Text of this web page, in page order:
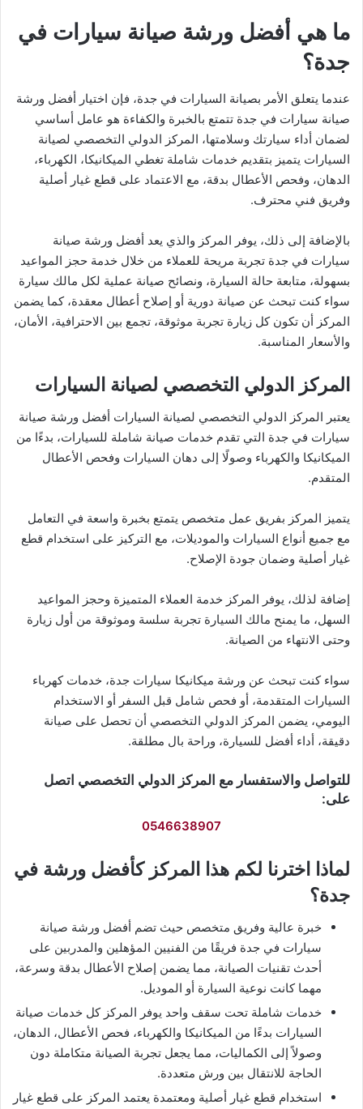
ما هي أفضل ورشة صيانة سيارات في
جدة؟
عندما يتعلق الأمر بصيانة السيارات في جدة، فإن اختيار أفضل ورشة
صيانة سيارات في جدة تتمتع بالخبرة والكفاءة هو عامل أساسي
لضمان أداء سيارتك وسلامتها، المركز الدولي التخصصي لصيانة
السيارات يتميز بتقديم خدمات شاملة تغطي الميكانيكا، الكهرباء،
الدهان، وفحص الأعطال بدقة، مع الاعتماد على قطع غيار أصلية
وفريق فني محترف.
بالإضافة إلى ذلك، يوفر المركز والذي يعد أفضل ورشة صيانة
سيارات في جدة تجربة مريحة للعملاء من خلال خدمة حجز المواعيد
بسهولة، متابعة حالة السيارة، ونصائح صيانة عملية لكل مالك سيارة
سواء كنت تبحث عن صيانة دورية أو إصلاح أعطال معقدة، كما يضمن
المركز أن تكون كل زيارة تجربة موثوقة، تجمع بين الاحترافية، الأمان،
والأسعار المناسبة.
المركز الدولي التخصصي لصيانة السيارات
يعتبر المركز الدولي التخصصي لصيانة السيارات أفضل ورشة صيانة
سيارات في جدة التي تقدم خدمات صيانة شاملة للسيارات، بدءًا من
الميكانيكا والكهرباء وصولًا إلى دهان السيارات وفحص الأعطال
المتقدم.
يتميز المركز بفريق عمل متخصص يتمتع بخبرة واسعة في التعامل
مع جميع أنواع السيارات والموديلات، مع التركيز على استخدام قطع
غيار أصلية وضمان جودة الإصلاح.
إضافة لذلك، يوفر المركز خدمة العملاء المتميزة وحجز المواعيد
السهل، ما يمنح مالك السيارة تجربة سلسة وموثوقة من أول زيارة
وحتى الانتهاء من الصيانة.
سواء كنت تبحث عن ورشة ميكانيكا سيارات جدة، خدمات كهرباء
السيارات المتقدمة، أو فحص شامل قبل السفر أو الاستخدام
اليومي، يضمن المركز الدولي التخصصي أن تحصل على صيانة
دقيقة، أداء أفضل للسيارة، وراحة بال مطلقة.
للتواصل والاستفسار مع المركز الدولي التخصصي اتصل
على:
0546638907
لماذا اخترنا لكم هذا المركز كأفضل ورشة في
جدة؟
خبرة عالية وفريق متخصص حيث تضم أفضل ورشة صيانة
سيارات في جدة فريقًا من الفنيين المؤهلين والمدربين على
أحدث تقنيات الصيانة، مما يضمن إصلاح الأعطال بدقة وسرعة،
مهما كانت نوعية السيارة أو الموديل.
خدمات شاملة تحت سقف واحد يوفر المركز كل خدمات صيانة
السيارات بدءًا من الميكانيكا والكهرباء، فحص الأعطال، الدهان،
وصولاً إلى الكماليات، مما يجعل تجربة الصيانة متكاملة دون
الحاجة للانتقال بين ورش متعددة.
استخدام قطع غيار أصلية ومعتمدة يعتمد المركز على قطع غيار